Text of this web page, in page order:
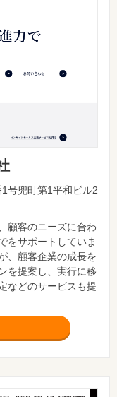
号兜町第1平和ビル2
顧客のニーズに合わ
をサポートしていま
、顧客企業の成長を
を提案し、実行に移
などのサービスも提